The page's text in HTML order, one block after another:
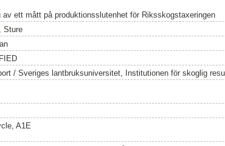
av ett mått på produktionsslutenhet för Riksskogstaxeringen
Sture
/ Sveriges lantbruksuniversitet, Institutionen för skoglig
A1E